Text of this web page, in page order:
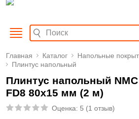
Главная Каталог
Напольные
Плинтус напольный
Плинтус напольный
FD8 80x15 мм (2 м)
Оценка: 5 (1 отзыв)